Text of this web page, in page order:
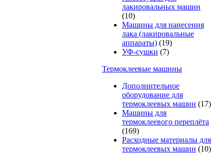
лакировальных машин
(10)
Машины для нанесения
лака (лакировальные
аппараты) (19)
УФ-сушки (7)
Термоклеевые машины
Дополнительное
оборудование для
термоклеевых машин (17)
Машины для
термоклеевого переплёта
(169)
Расходные материалы для
термоклеевых машин (10)